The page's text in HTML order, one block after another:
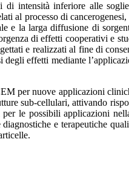
intensità inferiore alle
al processo di
e la larga diffusione di
di effetti cooperativi e
e realizzati al fine di
effetti mediante
per nuove applicazioni
sub-cellulari, attivando
le possibili applicazioni
e terapeutiche